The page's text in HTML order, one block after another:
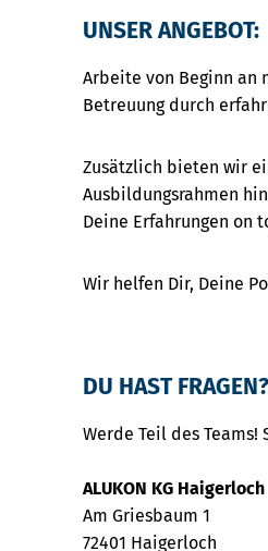
UNSER ANGEBOT:
Arbeite von Beginn an
Betreuung durch
Zusätzlich bieten wir
Ausbildungsrahmen
Deine Erfahrungen on
Wir helfen Dir, Deine
DU HAST
Werde Teil des
ALUKON KG Haigerloch
Am Griesbaum 1
72401 Haigerloch